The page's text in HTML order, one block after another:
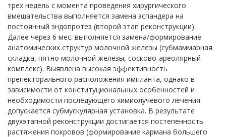
трех недель с момента проведения хирургического
вмешательства выполняется замена эспандера на
постоянный эндопротез (второй этап реконструкции).
Далее через 6 мес. выполняется замена/формирование
анатомических структур молочной железы (субмаммарная
складка, пятно молочной железы, сосково-ареолярный
комплекс). Выявлена высокая эффективность
препекторального расположения импланта, однако в
зависимости от конституциональных особенностей и
необходимости последующего химиолучевого лечения
допускается субмускулярная установка. В результате
двухэтапной реконструкции достигается постепенность
растяжения покровов (формирование кармана большего